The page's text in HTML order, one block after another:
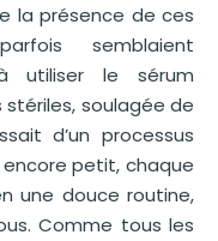
la présence de ces
semblaient
utiliser le sérum
soulagée de
d’un processus
petit, chaque
une douce routine,
Comme tous les